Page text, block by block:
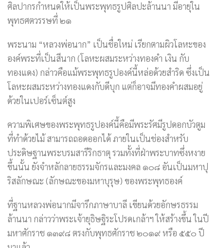
ศิลปากรกำหนดให้เป็นพระพุทธรูปศิลปะล้านนา มีอายุใน
พุทธศตวรรษที่ ๒๑
พระนาม “หลวงพ่อนาก” เป็นชื่อใหม่ เรียกตามผิวโลหะของ
องค์พระที่เป็นสีนาก (โลหะผสมระหว่างทองคำ เงิน กับ
ทองแดง) กล่าวคือแม้พระพุทธรูปองค์นี้หล่อด้วยสำริด ซึ่งเป็น
โลหะผสมระหว่างทองแดงกับดีบุก แต่ก็อาจมีทองคำผสมอยู่
ด้วยในเปอร์เซ็นต์สูง
ความพิเศษของพระพุทธรูปองค์นี้คือมีพระรัศมีรูปดอกบัวตูม
ที่ทำด้วยไม้ สามารถถอดออกได้ ภายในเป็นช่องสำหรับ
ประดิษฐานพระบรมสารีริกธาตุ รวมทั้งที่ฝ่าพระบาทซึ่งหงาย
ขึ้นนั้น ยังจำหลักลายธรรมจักรและมงคล ๑๐๘ อันเป็นมหาปุ
ริสลักษณะ (ลักษณะของมหาบุรุษ) ของพระพุทธองค์
ที่ฐานหลวงพ่อนากมีจารึกภาษาบาลี เขียนด้วยอักษรธรรม
ล้านนา กล่าวว่าพระเจ้ายุธิษฐิระโปรดเกล้าฯ ให้สร้างขึ้น ในปี
มหาศักราช ๑๓๙๘ ตรงกับพุทธศักราช ๒๐๑๙ หรือ ๕๕๐ ปี